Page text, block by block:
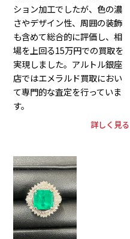
ション加工でしたが、色の濃
さやデザイン性、周囲の装飾
も含めて総合的に評価し、相
場を上回る15万円での買取を
実現しました。アルトル銀座
店ではエメラルド買取におい
て専門的な査定を行っていま
す。
詳しく見る